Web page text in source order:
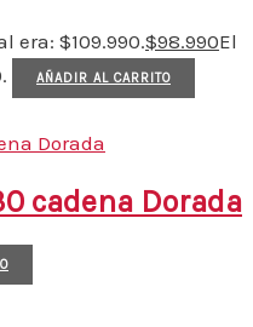
era: $109.990.$98.990El
AÑADIR AL CARRITO
cadena Dorada